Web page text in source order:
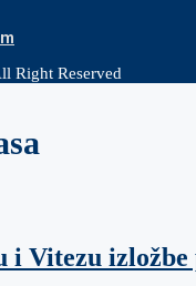
Right Reserved
i Vitezu izložbe